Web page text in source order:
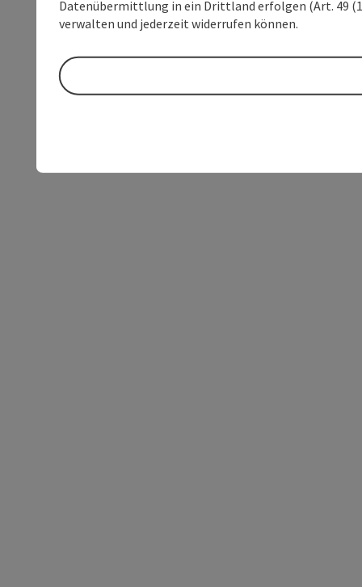
Datenübermittlung in ein Drittland erfolgen (Art. 49
verwalten und jederzeit widerrufen können.